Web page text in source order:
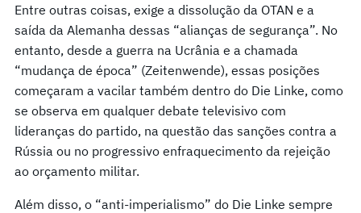
Entre outras coisas, exige a dissolução da OTAN e a
saída da Alemanha dessas “alianças de segurança”. No
entanto, desde a guerra na Ucrânia e a chamada
“mudança de época” (Zeitenwende), essas posições
começaram a vacilar também dentro do Die Linke, como
se observa em qualquer debate televisivo com
lideranças do partido, na questão das sanções contra a
Rússia ou no progressivo enfraquecimento da rejeição
ao orçamento militar.
Além disso, o “anti-imperialismo” do Die Linke sempre